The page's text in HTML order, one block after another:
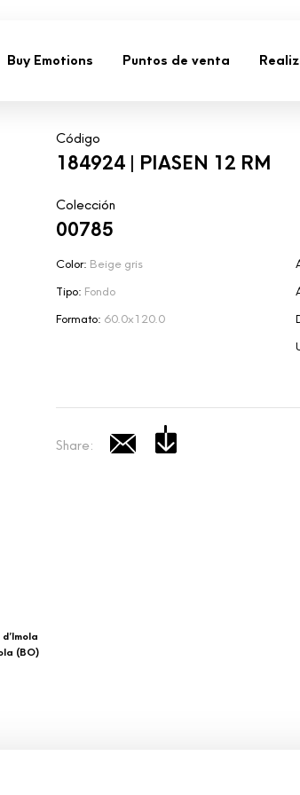
Buy Emotions Puntos de venta
Código
184924 | PIASEN 12 RM
Colección
00785
Color: Beige gris
Tipo: Fondo
Formato: 60.0x120.0
Share:
(BO)